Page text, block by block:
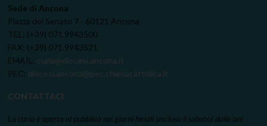
Sede di Ancona
Piazza del Senato 7 - 60121 Ancona
TEL: (+39) 071.9943500
FAX: (+39) 071.9943521
EMAIL: curia@diocesi.ancona.it
PEC: diocesi.ancona@pec.chiesacattolica.it
CONTATTACI
La curia è aperta al pubblico nei giorni feriali (escluso il sabato) dalle ore